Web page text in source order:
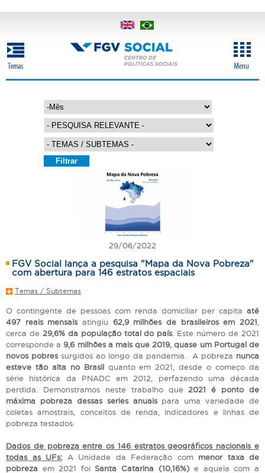
conteúdo
principal
M
ê
s
29/06/2022
FGV Social lança a pesquisa "Mapa da Nova Pobreza"
com abertura para 146 estratos espaciais
Temas / Subtemas
O contingente de pessoas com renda domiciliar per capita até
497 reais mensaisatingiu 62,9 milhões de brasileiros em 2021
cerca de 29,6% da população total do país. Este número de 2021
corresponde a9,6 milhões a mais que 2019, quase um Portugal de
novos pobressurgidos ao longo da pandemia. A pobreza nunca
esteve tão alta no Brasilquanto em 2021, desde o começo da
série histórica da PNADC em 2012, perfazendo uma década
perdida. Demonstramos neste trabalho que 2021 é ponto de
máxima pobreza dessas series anuaispara uma variedade de
coletas amostrais, conceitos de renda, indicadores e linhas de
pobreza testados.
Dados de pobreza entre os 146 estratos geográficos nacionais e
todas as UFs: A Unidade da Federação com menor taxa de
pobreza em 2021 foiSanta Catarina (10,16%)e aquela com a